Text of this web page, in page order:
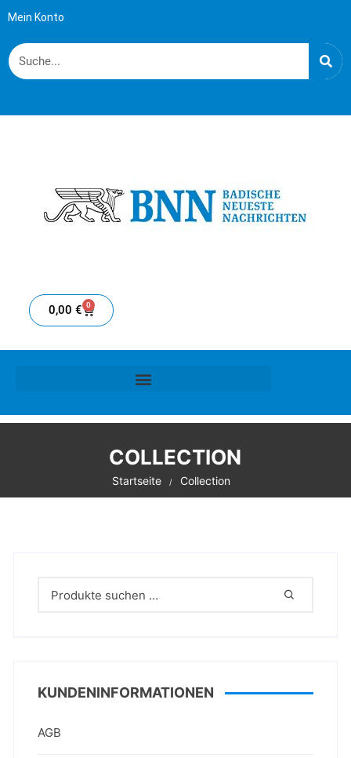
Mein Konto
0,00 € 0
COLLECTION
Startseite Collection
KUNDENINFORMATIONEN
AGB